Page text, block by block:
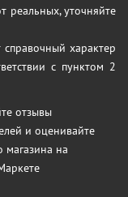
реальных, уточняйте
характер
с пунктом 2